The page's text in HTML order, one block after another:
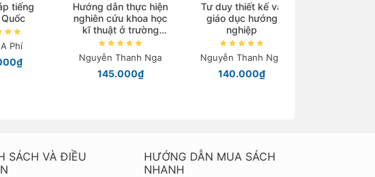
Hướng dẫn thực hiện
nghiên cứu khoa học
kĩ thuật ở trường
trung học
Nguyễn Thanh Nga
145.000₫
Tư duy thiết kế và
giáo dục hướng
nghiệp
Nguyễn Thanh Nga
140.000₫
SÁCH VÀ ĐIỀU
HƯỚNG DẪN MUA SÁCH
NHANH